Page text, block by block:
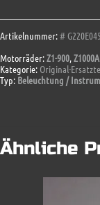
Kawasaki
Ersatzteil
Menge
Artikelnummer:#
Motorräder:Z1-900,
Kategorie: Original-
Typ: Beleuchtung /
Ähnliche